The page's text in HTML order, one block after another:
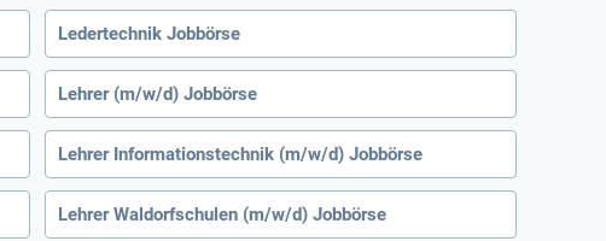
Ledertechnik Jobbörse
Lehrer (m/w/d) Jobbörse
Lehrer Informationstechnik (m/w/d) Jobbörse
Lehrer Waldorfschulen (m/w/d) Jobbörse